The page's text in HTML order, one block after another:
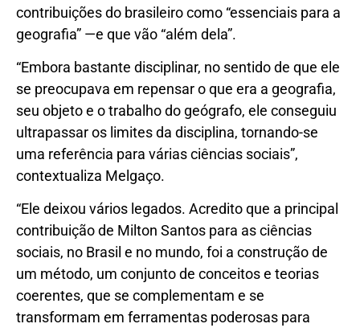
contribuições do brasileiro como “essenciais para a
geografia” —e que vão “além dela”.
“Embora bastante disciplinar, no sentido de que ele
se preocupava em repensar o que era a geografia,
seu objeto e o trabalho do geógrafo, ele conseguiu
ultrapassar os limites da disciplina, tornando-se
uma referência para várias ciências sociais”,
contextualiza Melgaço.
“Ele deixou vários legados. Acredito que a principal
contribuição de Milton Santos para as ciências
sociais, no Brasil e no mundo, foi a construção de
um método, um conjunto de conceitos e teorias
coerentes, que se complementam e se
transformam em ferramentas poderosas para